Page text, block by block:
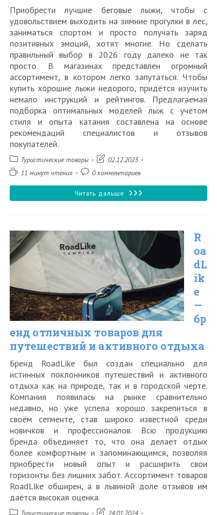
Приобрести лучшие беговые лыжи, чтобы с
удовольствием выходить на зимние прогулки в лес,
заниматься спортом и просто получать заряд
позитивных эмоций, хотят многие. Но сделать
правильный выбор в 2026 году далеко не так
просто. В магазинах представлен огромный
ассортимент, в котором легко запутаться. Чтобы
купить хорошие лыжи недорого, придётся изучить
немало инструкций и рейтингов. Предлагаемая
подборка оптимальных моделей лыж с учётом
стиля и опыта катания составлена на основе
рекомендаций специалистов и отзывов
покупателей.
Рубрика
записи:
Туристические товары
Запись02.12.2023
Время11 минут чтения
Комментарии
записи:
0 комментариев
Читать дальше 15
беговых
лыж
в
2026
году
по
обзорам
и
отзывам
R
oa
dL
ik
e
—
бр
енд отличных товаров для
путешествий и активного отдыха
Бренд RoadLike был создан специально для
истинных поклонников путешествий и активного
отдыха как на природе, так и в городской черте.
Компания появилась на рынке сравнительно
недавно, но уже успела хорошо закрепиться в
своём сегменте, став широко известной среди
новичков и профессионалов. Всю продукцию
бренда объединяет то, что она делает отдых
более комфортным и запоминающимся, позволяя
приобрести новый опыт и расширить свои
горизонты без лишних забот. Ассортимент товаров
RoadLike обширен, а в львиной доле отзывов им
даётся высокая оценка.
РубрикаТуристические товары
Запись24.01.2024